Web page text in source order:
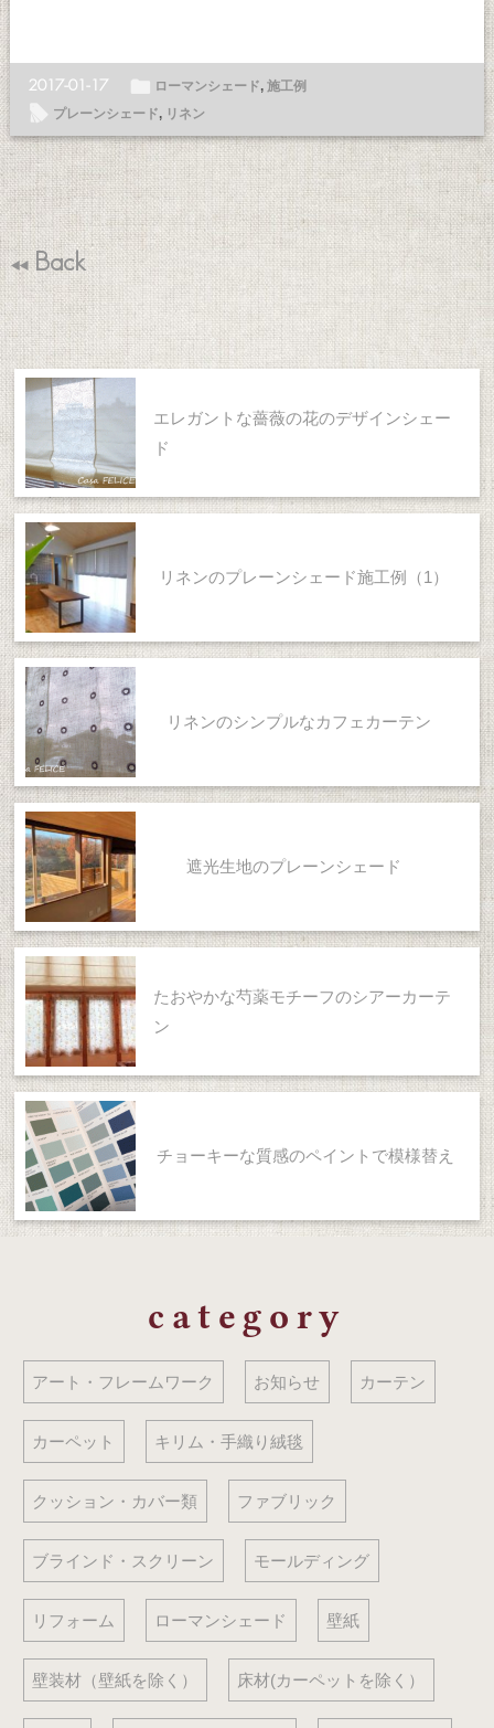
2017-01-17 ë ローマンシェード, 施工例
l プレーンシェード, リネン
T Back
エレガントな薔薇の花のデザインシェー
ド
リネンのプレーンシェード施工例（1）
リネンのシンプルなカフェカーテン
遮光生地のプレーンシェード
たおやかな芍薬モチーフのシアーカーテ
ン
チョーキーな質感のペイントで模様替え
category
アート・フレームワーク お知らせ カーテン
カーペット キリム・手織り絨毯
クッション・カバー類 ファブリック
ブラインド・スクリーン モールディング
リフォーム ローマンシェード 壁紙
壁装材（壁紙を除く） 床材(カーペットを除く）